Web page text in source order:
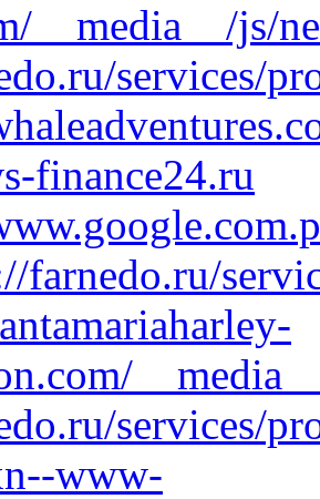
__media__/js/
services/
finance24.ru
farnedo.ru/
services/
www-